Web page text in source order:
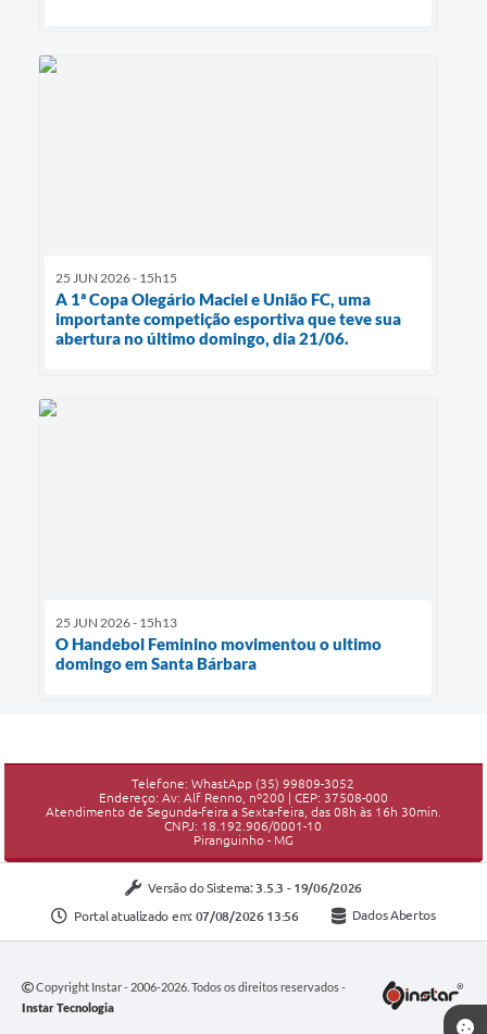
25 JUN 2026 - 15h15
A 1ª Copa Olegário Maciel e União FC, uma
importante competição esportiva que teve sua
abertura no último domingo, dia 21/06.
25 JUN 2026 - 15h13
O Handebol Feminino movimentou o ultimo
domingo em Santa Bárbara
Telefone: WhastApp (35) 99809-3052
Endereço: Av: Alf Renno, nº200 | CEP: 37508-000
Atendimento de Segunda-feira a Sexta-feira, das 08h às 16h 30min.
CNPJ: 18.192.906/0001-10
Piranguinho - MG
Versão do Sistema: 3.5.3 - 19/06/2026
Portal atualizado em: 07/08/2026 13:56 Dados Abertos
Copyright Instar - 2006-2026. Todos os direitos reservados -
Instar Tecnologia